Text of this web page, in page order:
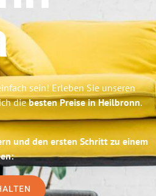
sein! Erleben Sie unseren
diebesten Preise in Heilbronn.
und den ersten Schritt zu einem